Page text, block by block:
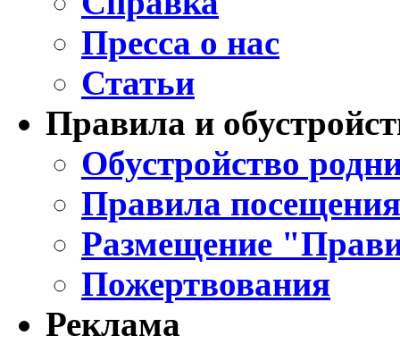
Пресса о нас
Статьи
Правила и
Обустройство
Правила
Размещение
Пожертвования
Реклама